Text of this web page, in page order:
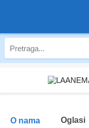
O nama Oglasi